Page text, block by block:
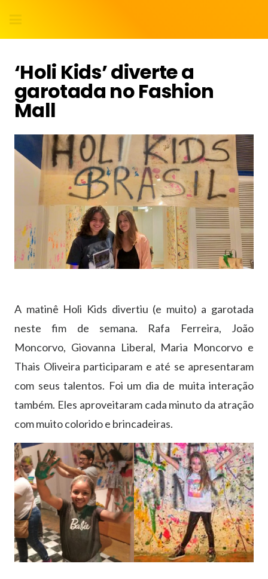
‘Holi Kids’ diverte a
garotada no Fashion
Mall
A matinê Holi Kids divertiu (e muito) a garotada
neste fim de semana. Rafa Ferreira, João
Moncorvo, Giovanna Liberal, Maria Moncorvo e
Thais Oliveira participaram e até se apresentaram
com seus talentos. Foi um dia de muita interação
também. Eles aproveitaram cada minuto da atração
com muito colorido e brincadeiras.